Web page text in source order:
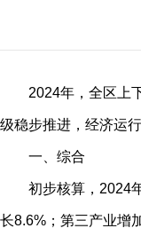
2024年，全区上
级稳步推进，经济运行
一、综合
初步核算，2024
长8.6%；第三产业增